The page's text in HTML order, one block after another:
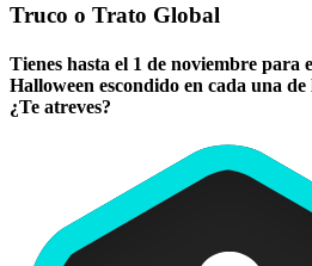
Truco o Trato Global
Tienes hasta el 1 de noviembre para
Halloween escondido en cada una
¿Te atreves?